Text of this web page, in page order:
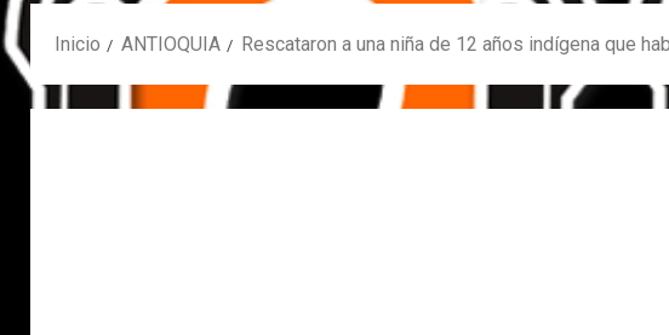
Inicio ANTIOQUIA Rescataron a una niña de 12 años indígena que